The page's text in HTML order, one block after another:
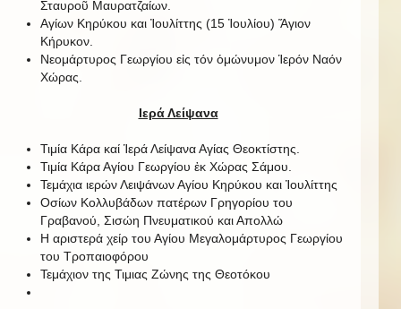
Σταυροῦ Μαυρατζαίων.
Αγίων Κηρύκου και Ἰουλίττης (15 Ἰουλίου) Ἅγιον
Κήρυκον.
Νεομάρτυρος Γεωργίου εἰς τόν ὁμώνυμον Ἱερόν Ναόν
Χώρας.
Ιερά Λείψανα
Τιμία Κάρα καί Ἱερά Λείψανα Αγίας Θεοκτίστης.
Τιμία Κάρα Αγίου Γεωργίου ἐκ Χώρας Σάμου.
Τεμάχια ιερών Λειψάνων Αγίου Κηρύκου και Ἰουλίττης
Οσίων Κολλυβάδων πατέρων Γρηγορίου του
Γραβανού, Σισώη Πνευματικού και Απολλώ
Η αριστερά χείρ του Αγίου Μεγαλομάρτυρος Γεωργίου
του Τροπαιοφόρου
Τεμάχιον της Τιμιας Ζώνης της Θεοτόκου